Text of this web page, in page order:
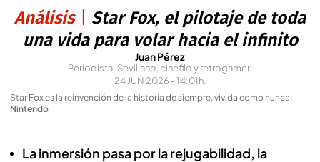
Análisis
Star Fox, el pilotaje de toda
una vida para volar hacia el infinito
Juan Pérez
Periodista. Sevillano, cinéfilo y retrogamer.
24 JUN 2026 - 14:01h.
Star Fox es la reinvención de la historia de siempre, vivida como nunca.
Nintendo
La inmersión pasa por la rejugabilidad, la